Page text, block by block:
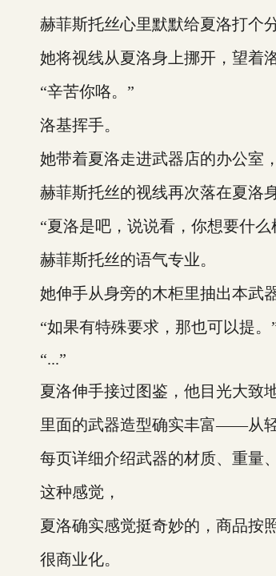
赫菲斯托丝心里默默给夏洛打个分
她将视线从夏洛身上挪开，望着洛
“辛苦你咯。”
洛基挥手。
她带着夏洛走进武器店的办公室，
赫菲斯托丝的视线再次落在夏洛身
“夏洛是吧，说说看，你想要什么
赫菲斯托丝的语气专业。
她伸手从身旁的木柜里抽出本武器
“如果有特殊要求，那也可以提。
“...”
夏洛伸手接过图鉴，他目光大致地
里面的武器造型确实丰富——从轻
每页详细介绍武器的材质、重量、
这种感觉，
夏洛确实感觉挺奇妙的，商品按照
很商业化。